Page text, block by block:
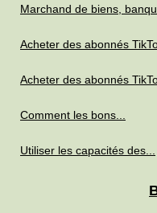
Marchand de biens,
Acheter des abonnés
Acheter des abonnés
Comment les bons...
Utiliser les capacités des...